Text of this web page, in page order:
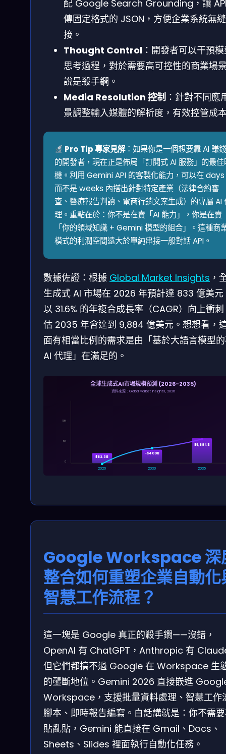
配 Google Search Grounding，讓
傳固定格式的 JSON，方便企業系統無
接。
Thought Control ：開發者可以干預
思考過程，對於需要高可控性的商業場
說是殺手鐧。
Media Resolution 控制 ：針對不同應
景調整輸入媒體的解析度，有效控管成
Pro Tip 專家見解：如果你是一個想要靠 AI 賺
的開發者，現在正是佈局「訂閱式 AI 服務」的最佳
機。利用 Gemini API 的客製化能力，可以在 days
而不是 weeks 內搭出針對特定產業（法律合約審
查、醫療報告判讀、電商行銷文案生成）的專屬 AI
理。重點在於：你不是在賣「AI 能力」，你是在賣
「你的領域知識 + Gemini 模型的組合」。這種商
模式的利潤空間遠大於單純串接一般對話 API。
數據佐證：根據 Global Market Insights ，
生成式 AI 市場在 2026 年預計達 833 億美元
以 31.6% 的年複合成長率（CAGR）向上衝
估 2035 年會達到 9,884 億美元。想想看，
面有相當比例的需求是由「基於大語言模型
AI 代理」在滿足的。
全球生成式AI市場規模預測 (2026-2035)
資料來源：Global Market Insights, 2026
0
5K
10K
$83.3B
~$400B
$9,884B
2026 2030 2035
Google Workspace 深
整合如何重塑企業自動化
智慧工作流程？
這一塊是 Google 真正的殺手鐧——沒錯，
OpenAI 有 ChatGPT，Anthropic 有
但它們都搞不過 Google 在 Workspace 生
的壟斷地位。Gemini 2026 直接嵌進
Workspace，支援批量資料處理、智慧工作
腳本、即時報告編寫。白話講就是：你不需
貼亂貼，Gemini 能直接在 Gmail、Docs、
Sheets、Slides 裡面執行自動化任務。